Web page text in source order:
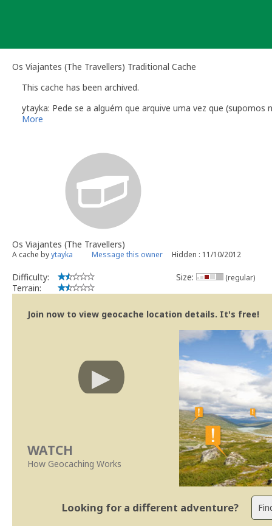
Os Viajantes (The Travellers) Traditional Cache
This cache has been archived.
ytayka: Pede se a alguém que arquive uma vez que
More
Os Viajantes (The Travellers)
A cache byytayka Message this owner Hidden : 11/10/2012
Difficulty:
Terrain:
Size: (regular)
Join now to view geocache location details. It's free!
WATCH
How Geocaching Works
Looking for a different adventure?